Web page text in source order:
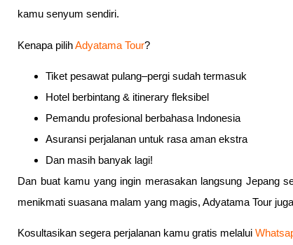
kamu senyum sendiri.
Kenapa pilihAdyatama Tour?
Tiket pesawat pulang–pergi sudah termasuk
Hotel berbintang & itinerary fleksibel
Pemandu profesional berbahasa Indonesia
Asuransi perjalanan untuk rasa aman ekstra
Dan masih banyak lagi!
Dan buat kamu yang ingin merasakan langsung Jepang
menikmati suasana malam yang magis, Adyatama Tour
Kosultasikan segera perjalanan kamu gratis melalui